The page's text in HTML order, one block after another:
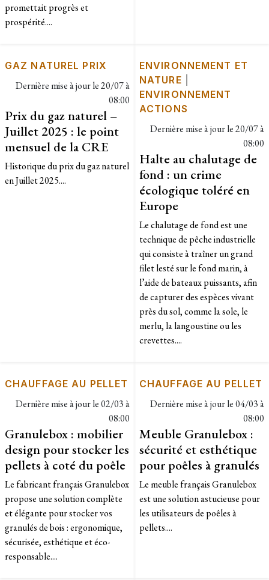
promettait progrès et
prospérité....
GAZ NATUREL PRIX
Dernière mise à jour le20/07 à
08:00
Prix du gaz naturel –
Juillet 2025 : le point
mensuel de la CRE
Historique du prix du gaz naturel
en Juillet 2025....
ENVIRONNEMENT ET
NATURE
ENVIRONNEMENT
ACTIONS
Dernière mise à jour le20/07 à
08:00
Halte au chalutage de
fond : un crime
écologique toléré en
Europe
Le chalutage de fond est une
technique de pêche industrielle
qui consiste à traîner un grand
filet lesté sur le fond marin, à
l’aide de bateaux puissants, afin
de capturer des espèces vivant
près du sol, comme la sole, le
merlu, la langoustine ou les
crevettes....
CHAUFFAGE AU PELLET
Dernière mise à jour le02/03 à
08:00
Granulebox : mobilier
design pour stocker les
pellets à coté du poêle
Le fabricant français Granulebox
propose une solution complète
et élégante pour stocker vos
granulés de bois : ergonomique,
sécurisée, esthétique et éco-
responsable....
CHAUFFAGE AU PELLET
Dernière mise à jour le04/03 à
08:00
Meuble Granulebox :
sécurité et esthétique
pour poêles à granulés
Le meuble français Granulebox
est une solution astucieuse pour
les utilisateurs de poêles à
pellets....